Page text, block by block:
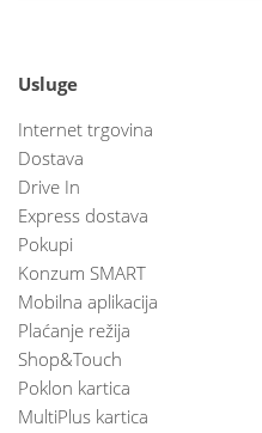
Usluge
Internet trgovina
Dostava
Drive In
Express dostava
Pokupi
Konzum SMART
Mobilna aplikacija
Plaćanje režija
Shop&Touch
Poklon kartica
MultiPlus kartica